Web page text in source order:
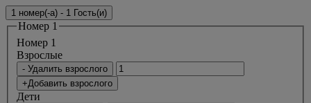
1 номер(-а) - 1 Гость(и)
Номер 1
Номер 1
Bзрослые
- Удалить взрослого
+Добавить взрослого
Дети